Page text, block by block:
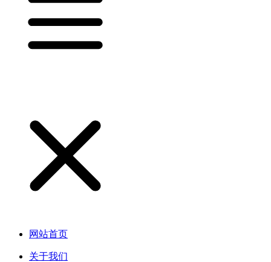
网站首页
关于我们